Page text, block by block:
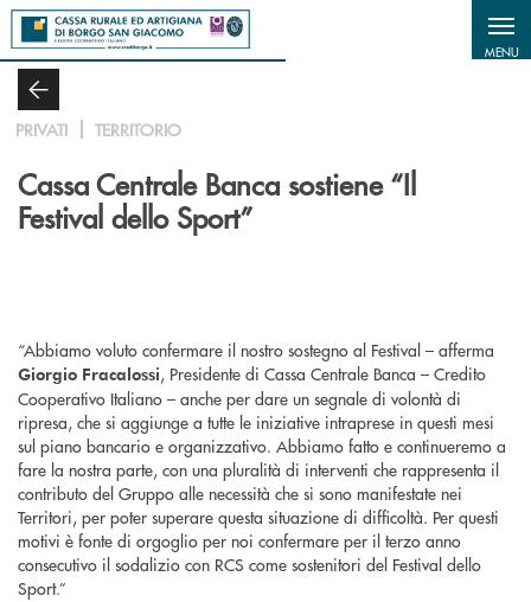
Salta al contenuto principale
MENU
PRIVATI TERRITORIO
Cassa Centrale Banca sostiene “Il
Festival dello Sport”
“Abbiamo voluto confermare il nostro sostegno al Festival – afferma
Giorgio Fracalossi, Presidente di Cassa Centrale Banca – Credito
Cooperativo Italiano – anche per dare un segnale di volontà di
ripresa, che si aggiunge a tutte le iniziative intraprese in questi mesi
sul piano bancario e organizzativo. Abbiamo fatto e continueremo a
fare la nostra parte, con una pluralità di interventi che rappresenta il
contributo del Gruppo alle necessità che si sono manifestate nei
Territori, per poter superare questa situazione di difficoltà. Per questi
motivi è fonte di orgoglio per noi confermare per il terzo anno
consecutivo il sodalizio con RCS come sostenitori del Festival dello
Sport.”